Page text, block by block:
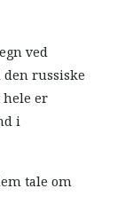
ved
russiske
hele er
i
tale om